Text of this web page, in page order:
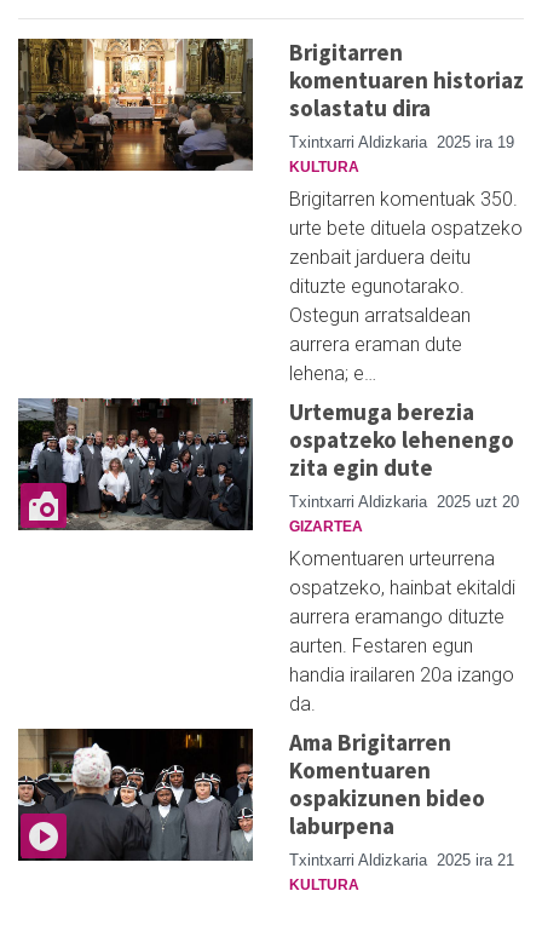
Brigitarren
komentuaren historiaz
solastatu dira
Txintxarri Aldizkaria 2025 ira 19
KULTURA
Brigitarren komentuak 350.
urte bete dituela ospatzeko
zenbait jarduera deitu
dituzte egunotarako.
Ostegun arratsaldean
aurrera eraman dute
lehena; e…
Urtemuga berezia
ospatzeko lehenengo
zita egin dute
Txintxarri Aldizkaria 2025 uzt 20
GIZARTEA
Komentuaren urteurrena
ospatzeko, hainbat ekitaldi
aurrera eramango dituzte
aurten. Festaren egun
handia irailaren 20a izango
da.
Ama Brigitarren
Komentuaren
ospakizunen bideo
laburpena
Txintxarri Aldizkaria 2025 ira 21
KULTURA